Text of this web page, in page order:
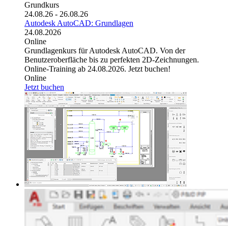
Grundkurs
24.08.26 - 26.08.26
Autodesk AutoCAD: Grundlagen
24.08.2026
Online
Grundlagenkurs für Autodesk AutoCAD. Von der
Benutzeroberfläche bis zu perfekten 2D-Zeichnungen.
Online-Training ab 24.08.2026. Jetzt buchen!
Online
Jetzt buchen